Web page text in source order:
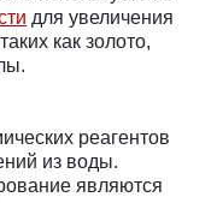
для увеличения
как золото,
реагентов
из воды.
являются